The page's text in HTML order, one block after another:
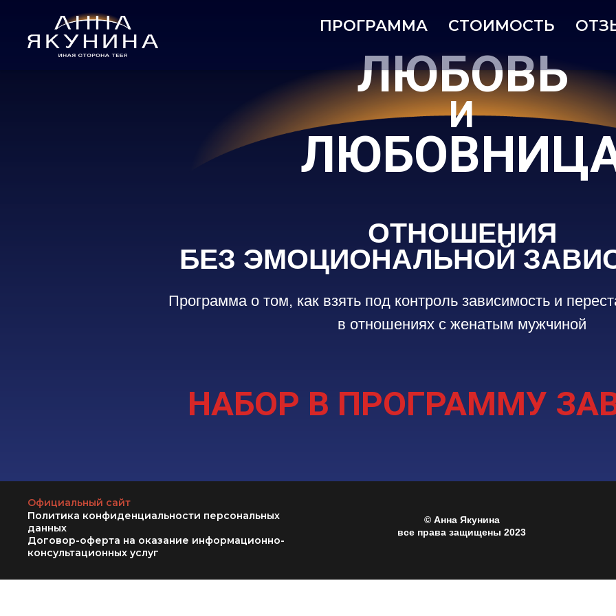
ПРОГРАММА СТОИМОСТЬ
ОТНОШЕНИЯ
БЕЗ ЭМОЦИОНАЛЬНОЙ
Программа о том, как взять под контроль зависимость и
в отношениях с женатым мужчиной
НАБОР В ПРОГРАММУ
ЛЮБОВЬ
И
Официальный сайт
Политика конфиденциальности персональных
данных
Договор-оферта на оказание информационно-
консультационных услуг
© Анна Якунина
все права защищены 2023